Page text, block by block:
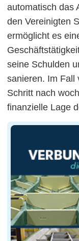
automatisch das
den Vereinigten
ermöglicht es
seine Schulden
sanieren. Im Fall
Schritt nach
finanzielle Lage